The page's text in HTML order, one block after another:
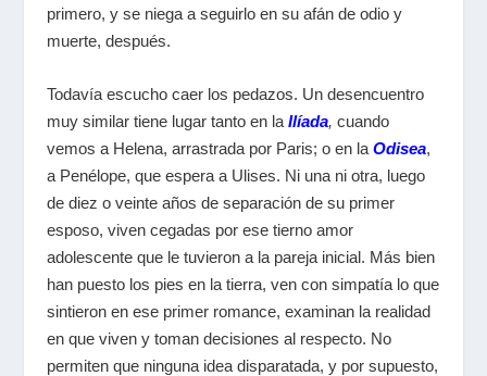
primero, y se niega a seguirlo en su afán de odio y
muerte, después.
Todavía escucho caer los pedazos. Un desencuentro
muy similar tiene lugar tanto en la Ilíada, cuando
vemos a Helena, arrastrada por Paris; o en la Odisea,
a Penélope, que espera a Ulises. Ni una ni otra, luego
de diez o veinte años de separación de su primer
esposo, viven cegadas por ese tierno amor
adolescente que le tuvieron a la pareja inicial. Más bien
han puesto los pies en la tierra, ven con simpatía lo que
sintieron en ese primer romance, examinan la realidad
en que viven y toman decisiones al respecto. No
permiten que ninguna idea disparatada, y por supuesto,